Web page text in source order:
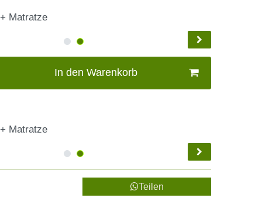
Matratze
In den Warenkorb
Matratze
Teilen